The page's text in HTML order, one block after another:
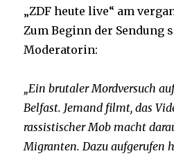
„ZDF heute live“ am
Zum Beginn der Sendung
Moderatorin:
„Ein brutaler Mordversuch
Belfast. Jemand filmt, das
rassistischer Mob macht
Migranten. Dazu aufgerufen